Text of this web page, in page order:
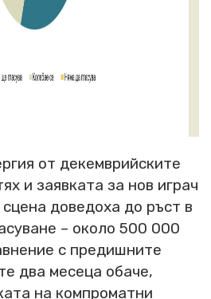
от декемврийските
и заявката за нов играч
доведоха до ръст в
– около 500 000
с предишните
два месеца обаче,
на компроматни